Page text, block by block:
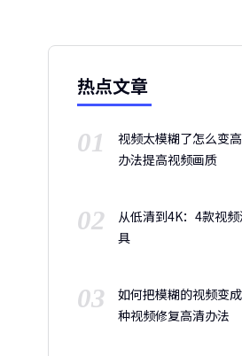
热点文章
01
视频太模糊了怎么变
办法提高视频画质
02
从低清到4K：4款视
具
03
如何把模糊的视频变
种视频修复高清办法